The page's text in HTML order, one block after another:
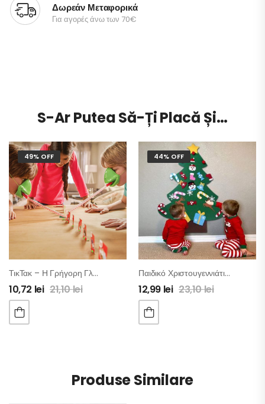
Δωρεάν Μεταφορικά
Για αγορές άνω των 70€
S-Ar Putea Să-Ți Placă Și…
49% OFF
ΤικΤακ – Η Γρήγορη Γλώσσα
10,72 lei 21,10lei
44% OFF
Παιδικό Χριστουγεννιάτικο Δέντρο Από Τσόχα
12,99 lei 23,10lei
Produse Similare